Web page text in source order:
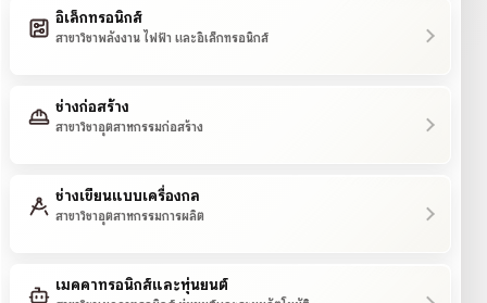
อิเล็กทรอนิกส์
สาขาวิชาพลังงาน ไฟฟ้า และอิเล็กทรอนิกส์
ช่างก่อสร้าง
สาขาวิชาอุตสาหกรรมก่อสร้าง
ช่างเขียนแบบเครื่องกล
สาขาวิชาอุตสาหกรรมการผลิต
เมคคาทรอนิกส์และหุ่นยนต์